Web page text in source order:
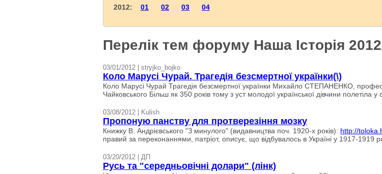
2012: 01 02 03 04
Перелік тем форуму Наша Історія
03/01/2012 | stryjko_bojko
Коло Марусі Чурай. Трагедія безсмертної українки(\)
Коло Марусі Чурай Трагедія безсмертної українки Михайло СТЕПАНЕНКО,
Чайковського Більш як 350 років тому з уст молодої української дівчини полетіла у
03/08/2012 | Kulish
Пропоную панству для протверезіння мозку
Книжку В. Андрієвського "З минулого" (видавництва поч. 1920-х років): http://
правий за переконаннями, патріот, описує, що відбувалось в Україні у 1917-1919
03/20/2012 | ДП
Русь та "середньовічні долари" (лінк)